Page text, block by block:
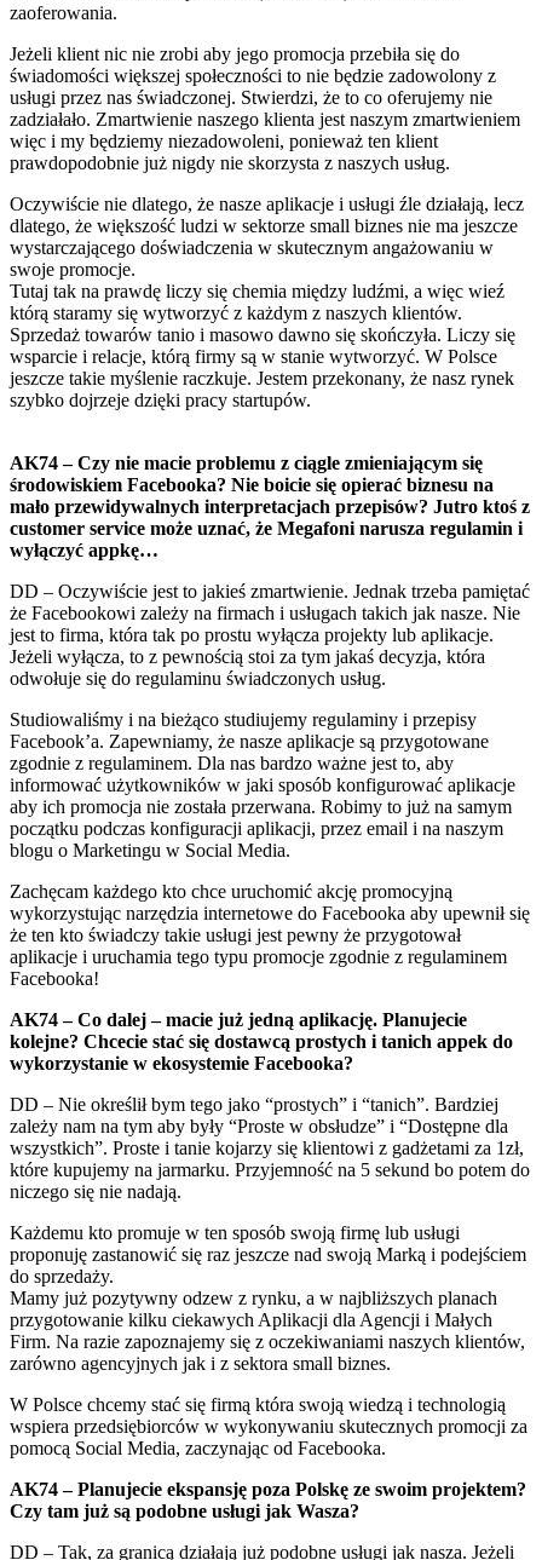
zaoferowania.
Jeżeli klient nic nie zrobi aby jego promocja przebiła się do
świadomości większej społeczności to nie będzie zadowolony z
usługi przez nas świadczonej. Stwierdzi, że to co oferujemy nie
zadziałało. Zmartwienie naszego klienta jest naszym zmartwieniem
więc i my będziemy niezadowoleni, ponieważ ten klient
prawdopodobnie już nigdy nie skorzysta z naszych usług.
Oczywiście nie dlatego, że nasze aplikacje i usługi źle działają, lecz
dlatego, że większość ludzi w sektorze small biznes nie ma jeszcze
wystarczającego doświadczenia w skutecznym angażowaniu w
swoje promocje.
Tutaj tak na prawdę liczy się chemia między ludźmi, a więc wieź
którą staramy się wytworzyć z każdym z naszych klientów.
Sprzedaż towarów tanio i masowo dawno się skończyła. Liczy się
wsparcie i relacje, którą firmy są w stanie wytworzyć. W Polsce
jeszcze takie myślenie raczkuje. Jestem przekonany, że nasz rynek
szybko dojrzeje dzięki pracy startupów.
AK74 – Czy nie macie problemu z ciągle zmieniającym się
środowiskiem Facebooka? Nie boicie się opierać biznesu na
mało przewidywalnych interpretacjach przepisów? Jutro ktoś z
customer service może uznać, że Megafoni narusza regulamin i
wyłączyć appkę…
DD – Oczywiście jest to jakieś zmartwienie. Jednak trzeba pamiętać
że Facebookowi zależy na firmach i usługach takich jak nasze. Nie
jest to firma, która tak po prostu wyłącza projekty lub aplikacje.
Jeżeli wyłącza, to z pewnością stoi za tym jakaś decyzja, która
odwołuje się do regulaminu świadczonych usług.
Studiowaliśmy i na bieżąco studiujemy regulaminy i przepisy
Facebook’a. Zapewniamy, że nasze aplikacje są przygotowane
zgodnie z regulaminem. Dla nas bardzo ważne jest to, aby
informować użytkowników w jaki sposób konfigurować aplikacje
aby ich promocja nie została przerwana. Robimy to już na samym
początku podczas konfiguracji aplikacji, przez email i na naszym
blogu o Marketingu w Social Media.
Zachęcam każdego kto chce uruchomić akcję promocyjną
wykorzystując narzędzia internetowe do Facebooka aby upewnił się
że ten kto świadczy takie usługi jest pewny że przygotował
aplikacje i uruchamia tego typu promocje zgodnie z regulaminem
Facebooka!
AK74 – Co dalej – macie już jedną aplikację. Planujecie
kolejne? Chcecie stać się dostawcą prostych i tanich appek do
wykorzystanie w ekosystemie Facebooka?
DD – Nie określił bym tego jako “prostych” i “tanich”. Bardziej
zależy nam na tym aby były “Proste w obsłudze” i “Dostępne dla
wszystkich”. Proste i tanie kojarzy się klientowi z gadżetami za 1zł,
które kupujemy na jarmarku. Przyjemność na 5 sekund bo potem do
niczego się nie nadają.
Każdemu kto promuje w ten sposób swoją firmę lub usługi
proponuję zastanowić się raz jeszcze nad swoją Marką i podejściem
do sprzedaży.
Mamy już pozytywny odzew z rynku, a w najbliższych planach
przygotowanie kilku ciekawych Aplikacji dla Agencji i Małych
Firm. Na razie zapoznajemy się z oczekiwaniami naszych klientów,
zarówno agencyjnych jak i z sektora small biznes.
W Polsce chcemy stać się firmą która swoją wiedzą i technologią
wspiera przedsiębiorców w wykonywaniu skutecznych promocji za
pomocą Social Media, zaczynając od Facebooka.
AK74 – Planujecie ekspansję poza Polskę ze swoim projektem?
Czy tam już są podobne usługi jak Wasza?
DD – Tak, za granicą działają już podobne usługi jak nasza. Jeżeli